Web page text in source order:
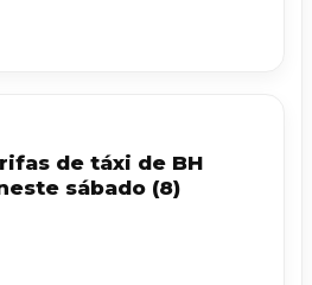
de táxi de BH
sábado (8)